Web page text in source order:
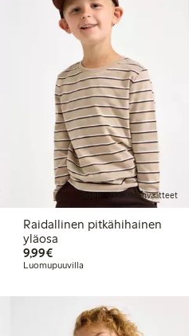
Jäsen: -25% lastenvaatteet
Raidallinen pitkähihainen
yläosa
9,99€9,99 €
Luomupuuvilla